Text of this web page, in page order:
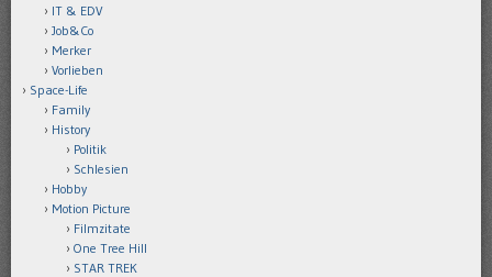
IT & EDV
Job&Co
Merker
Vorlieben
Space-Life
Family
History
Politik
Schlesien
Hobby
Motion Picture
Filmzitate
One Tree Hill
STAR TREK